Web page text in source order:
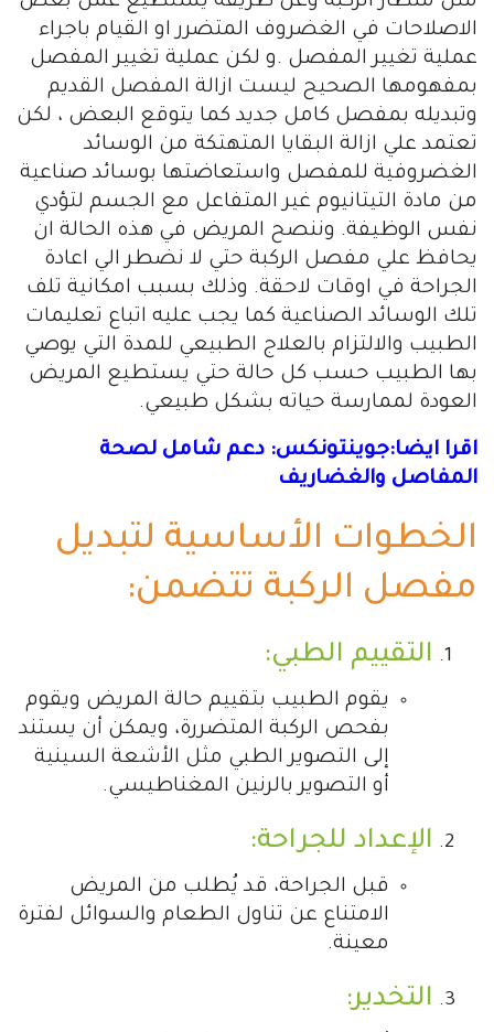
الاصلاحات في الغضروف المتضرر او القيام باجراء
عملية تغيير المفصل .و لكن عملية تغيير المفصل
بمفهومها الصحيح ليست ازالة المفصل القديم
وتبديله بمفصل كامل جديد كما يتوقع البعض ، لكن
تعتمد علي ازالة البقايا المتهتكة من الوسائد
الغضروفية للمفصل واستعاضتها بوسائد صناعية
من مادة التيتانيوم غير المتفاعل مع الجسم لتؤدي
نفس الوظيفة. وننصح المريض في هذه الحالة ان
يحافظ علي مفصل الركبة حتي لا نضطر الي اعادة
الجراحة في اوقات لاحقة. وذلك بسبب امكانية تلف
تلك الوسائد الصناعية كما يجب عليه اتباع تعليمات
الطبيب والالتزام بالعلاج الطبيعي للمدة التي يوصي
بها الطبيب حسب كل حالة حتي يستطيع المريض
العودة لممارسة حياته بشكل طبيعي.
اقرا ايضا:جوينتونكس: دعم شامل لصحة
المفاصل والغضاريف
الخطوات الأساسية لتبديل
مفصل الركبة تتضمن:
التقييم الطبي:
يقوم الطبيب بتقييم حالة المريض ويقوم
بفحص الركبة المتضررة، ويمكن أن يستند
إلى التصوير الطبي مثل الأشعة السينية
أو التصوير بالرنين المغناطيسي.
الإعداد للجراحة:
قبل الجراحة، قد يُطلب من المريض
الامتناع عن تناول الطعام والسوائل لفترة
معينة.
التخدير: